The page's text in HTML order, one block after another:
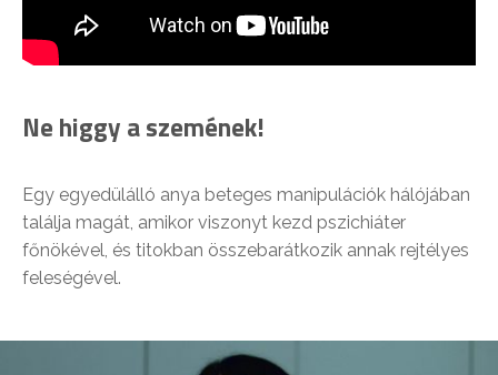
Ne higgy a szemének!
Egy egyedülálló anya beteges manipulációk hálójában
találja magát, amikor viszonyt kezd pszichiáter
főnökével, és titokban összebarátkozik annak rejtélyes
feleségével.